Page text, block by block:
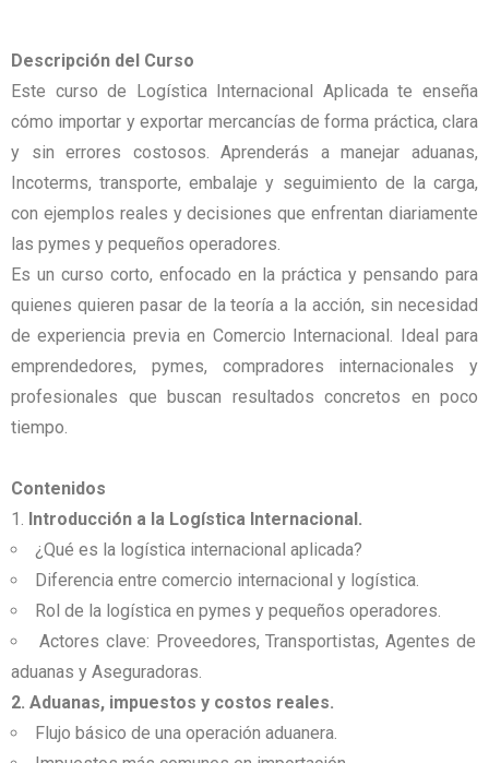
Descripción del Curso
Este curso de Logística Internacional Aplicada te enseña
cómo importar y exportar mercancías de forma práctica, clara
y sin errores costosos. Aprenderás a manejar aduanas,
Incoterms, transporte, embalaje y seguimiento de la carga,
con ejemplos reales y decisiones que enfrentan diariamente
las pymes y pequeños operadores.
Es un curso corto, enfocado en la práctica y pensando para
quienes quieren pasar de la teoría a la acción, sin necesidad
de experiencia previa en Comercio Internacional. Ideal para
emprendedores, pymes, compradores internacionales y
profesionales que buscan resultados concretos en poco
tiempo.
Contenidos
Introducción a la Logística Internacional.
¿Qué es la logística internacional aplicada?
Diferencia entre comercio internacional y logística.
Rol de la logística en pymes y pequeños operadores.
Actores clave: Proveedores, Transportistas, Agentes de
aduanas y Aseguradoras.
2. Aduanas, impuestos y costos reales.
Flujo básico de una operación aduanera.